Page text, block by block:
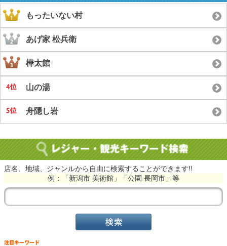
もったいない村
あげ家 松兵衛
樺太館
山の湯
舟隠し岩
店名、地域、ジャンルから自由に検索することができます!!
例：「新潟市 美術館」「公園 長岡市」等